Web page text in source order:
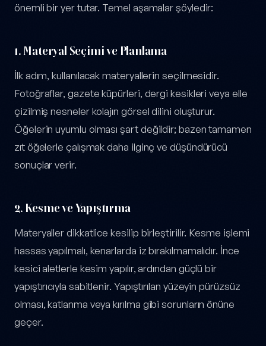
önemli bir yer tutar. Temel aşamalar şöyledir:
1. Materyal Seçimi ve Planlama
İlk adım, kullanılacak materyallerin seçilmesidir.
Fotoğraflar, gazete küpürleri, dergi kesikleri veya elle
çizilmiş nesneler kolajın görsel dilini oluşturur.
Öğelerin uyumlu olması şart değildir; bazen tamamen
zıt öğelerle çalışmak daha ilginç ve düşündürücü
sonuçlar verir.
2. Kesme ve Yapıştırma
Materyaller dikkatlice kesilip birleştirilir. Kesme işlemi
hassas yapılmalı, kenarlarda iz bırakılmamalıdır. İnce
kesici aletlerle kesim yapılır, ardından güçlü bir
yapıştırıcıyla sabitlenir. Yapıştırılan yüzeyin pürüzsüz
olması, katlanma veya kırılma gibi sorunların önüne
geçer.